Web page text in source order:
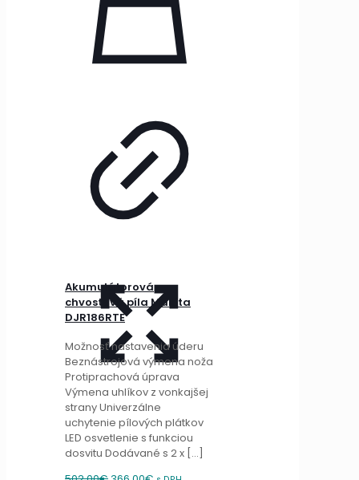
Akumulátorová
chvostová píla Makita
DJR186RTE
Možnosť nastavenia úderu
Beznástrojová výmena noža
Protiprachová úprava
Výmena uhlíkov z vonkajšej
strany Univerzálne
uchytenie pílových plátkov
LED osvetlenie s funkciou
dosvitu Dodávané s 2 x […]